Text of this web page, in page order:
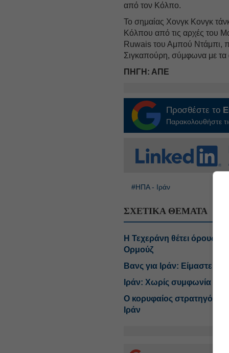
από τον Κόλπο.
Το σημαίας Χονγκ Κονγκ
Κόλπου από τις αρχές του
Ruwais του Αμπού Ντάμπι,
Σιγκαπούρη, σύμφωνα με τα
ΠΗΓΗ: ΑΠΕ
Προσθέστε το
Παρακολουθήστε
#ΗΠΑ - Ιράν
ΣΧΕΤΙΚΑ ΘΕΜΑΤΑ
Η Τεχεράνη θέτει όρους
Ορμούζ
Βανς για Ιράν: Είμαστε στη
Ιράν: Χωρίς συμφωνία με
Ο κορυφαίος στρατηγός
Ιράν